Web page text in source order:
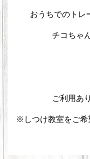
おうちでのトレ
チコちゃ
ご利用あ
※しつけ教室をご希